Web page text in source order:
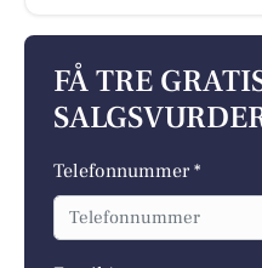
FÅ TRE
Telefonnummer *